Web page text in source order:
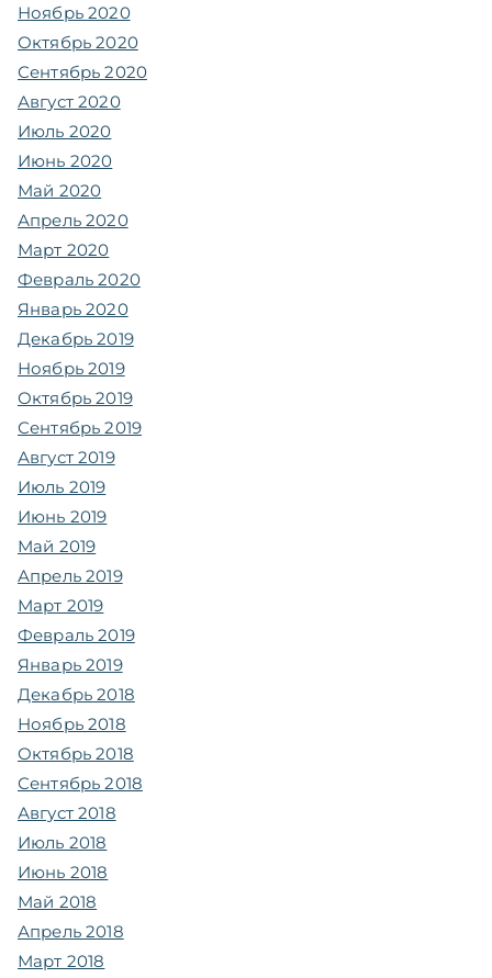
Ноябрь 2020
Октябрь 2020
Сентябрь 2020
Август 2020
Июль 2020
Июнь 2020
Май 2020
Апрель 2020
Март 2020
Февраль 2020
Январь 2020
Декабрь 2019
Ноябрь 2019
Октябрь 2019
Сентябрь 2019
Август 2019
Июль 2019
Июнь 2019
Май 2019
Апрель 2019
Март 2019
Февраль 2019
Январь 2019
Декабрь 2018
Ноябрь 2018
Октябрь 2018
Сентябрь 2018
Август 2018
Июль 2018
Июнь 2018
Май 2018
Апрель 2018
Март 2018